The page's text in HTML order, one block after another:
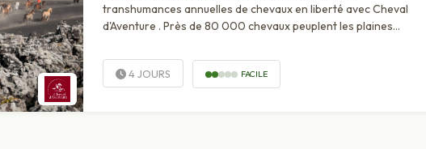
transhumances annuelles de chevaux en liberté avec Cheval
d'Aventure . Près de 80 000 chevaux peuplent les plaines
l’Islande au Xème siècle, les...
4 JOURS FACILE